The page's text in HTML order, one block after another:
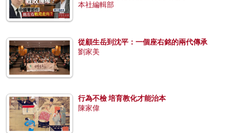
本社編輯部
從顧生岳到沈平：一個座右銘的兩代傳承
劉家美
行為不檢 培育教化才能治本
陳家偉